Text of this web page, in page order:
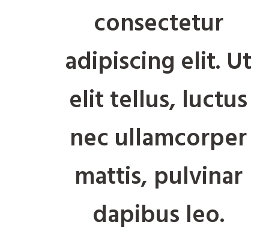
consectetur
adipiscing elit. Ut
elit tellus, luctus
nec ullamcorper
mattis, pulvinar
dapibus leo.